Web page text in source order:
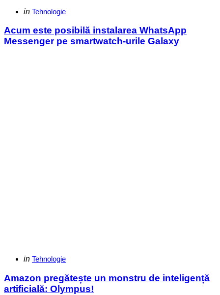
Categories
Posted
in Tehnologie
Acum este posibilă instalarea WhatsApp
Messenger pe smartwatch-urile Galaxy
Categories
Posted
in Tehnologie
Amazon pregătește un monstru de inteligență
artificială: Olympus!